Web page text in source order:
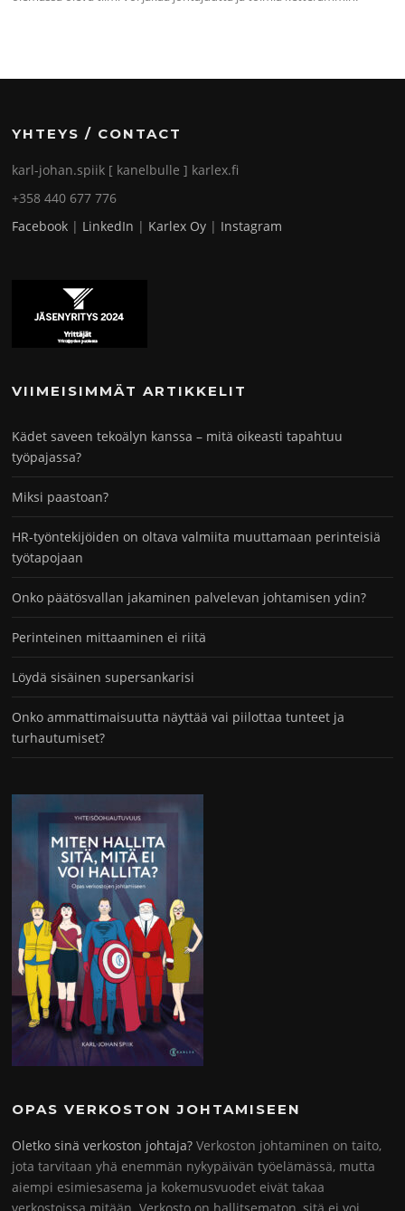
YHTEYS / CONTACT
karl-johan.spiik [ kanelbulle ] karlex.fi
+358 440 677 776
Facebook | LinkedIn | Karlex Oy | Instagram
VIIMEISIMMÄT ARTIKKELIT
Kädet saveen tekoälyn kanssa – mitä oikeasti tapahtuu
työpajassa?
Miksi paastoan?
HR-työntekijöiden on oltava valmiita muuttamaan perinteisiä
työtapojaan
Onko päätösvallan jakaminen palvelevan johtamisen ydin?
Perinteinen mittaaminen ei riitä
Löydä sisäinen supersankarisi
Onko ammattimaisuutta näyttää vai piilottaa tunteet ja
turhautumiset?
OPAS VERKOSTON JOHTAMISEEN
Oletko sinä verkoston johtaja? Verkoston johtaminen on taito,
jota tarvitaan yhä enemmän nykypäivän työelämässä, mutta
aiempi esimiesasema ja kokemusvuodet eivät takaa
verkostoissa mitään. Verkosto on hallitsematon, sitä ei voi